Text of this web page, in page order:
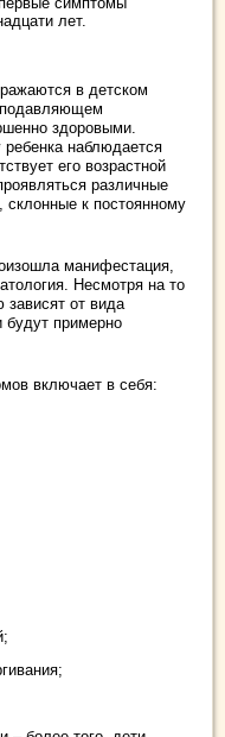
лет.
в детском
подавляющем
здоровыми.
наблюдается
его возрастной
различные
склонные к постоянному
манифестация,
Несмотря на то
зависят от вида
будут примерно
включает в себя: